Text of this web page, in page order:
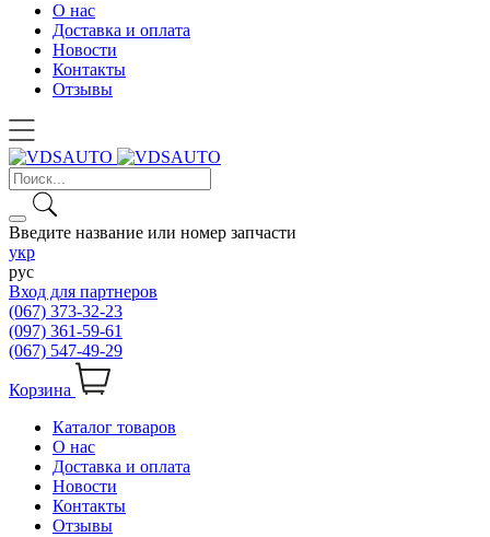
О нас
Доставка и оплата
Новости
Контакты
Отзывы
Введите название или номер запчасти
укр
рус
Вход для партнеров
(067) 373-32-23
(097) 361-59-61
(067) 547-49-29
Корзина
Каталог товаров
О нас
Доставка и оплата
Новости
Контакты
Отзывы